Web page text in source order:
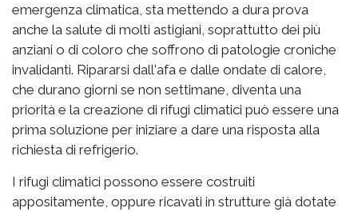
emergenza climatica, sta mettendo a dura prova
anche la salute di molti astigiani, soprattutto dei più
anziani o di coloro che soffrono di patologie croniche
invalidanti. Ripararsi dall'afa e dalle ondate di calore,
che durano giorni se non settimane, diventa una
priorità e la creazione di rifugi climatici può essere una
prima soluzione per iniziare a dare una risposta alla
richiesta di refrigerio.
I rifugi climatici possono essere costruiti
appositamente, oppure ricavati in strutture già dotate